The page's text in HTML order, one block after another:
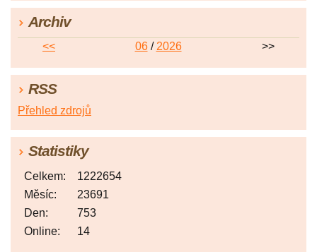
Archiv
<< 06/2026 >>
RSS
Přehled zdrojů
Statistiky
Online: 14
Celkem:
1222654
Měsíc:
23691
Den:
753